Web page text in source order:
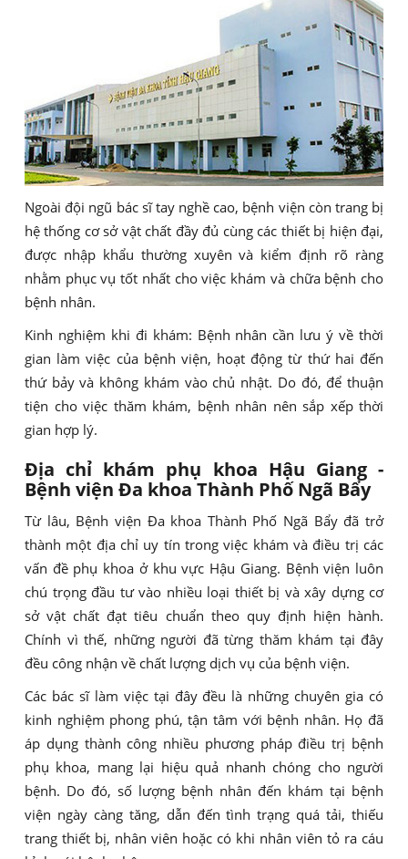
Ngoài đội ngũ bác sĩ tay nghề cao, bệnh viện còn trang bị
hệ thống cơ sở vật chất đầy đủ cùng các thiết bị hiện đại,
được nhập khẩu thường xuyên và kiểm định rõ ràng
nhằm phục vụ tốt nhất cho việc khám và chữa bệnh cho
bệnh nhân.
Kinh nghiệm khi đi khám: Bệnh nhân cần lưu ý về thời
gian làm việc của bệnh viện, hoạt động từ thứ hai đến
thứ bảy và không khám vào chủ nhật. Do đó, để thuận
tiện cho việc thăm khám, bệnh nhân nên sắp xếp thời
gian hợp lý.
Địa chỉ khám phụ khoa Hậu Giang -
Bệnh viện Đa khoa Thành Phố Ngã Bẩy
Từ lâu, Bệnh viện Đa khoa Thành Phố Ngã Bẩy đã trở
thành một địa chỉ uy tín trong việc khám và điều trị các
vấn đề phụ khoa ở khu vực Hậu Giang. Bệnh viện luôn
chú trọng đầu tư vào nhiều loại thiết bị và xây dựng cơ
sở vật chất đạt tiêu chuẩn theo quy định hiện hành.
Chính vì thế, những người đã từng thăm khám tại đây
đều công nhận về chất lượng dịch vụ của bệnh viện.
Các bác sĩ làm việc tại đây đều là những chuyên gia có
kinh nghiệm phong phú, tận tâm với bệnh nhân. Họ đã
áp dụng thành công nhiều phương pháp điều trị bệnh
phụ khoa, mang lại hiệu quả nhanh chóng cho người
bệnh. Do đó, số lượng bệnh nhân đến khám tại bệnh
viện ngày càng tăng, dẫn đến tình trạng quá tải, thiếu
trang thiết bị, nhân viên hoặc có khi nhân viên tỏ ra cáu